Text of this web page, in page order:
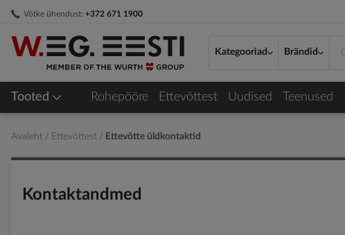
Võtke ühendust: +372 671 1900
Skip
Content
Kategooriad
Brändid
Tooted Rohepööre Ettevõttest Uudised Teenused
Avaleht Ettevõttest Ettevõtte üldkontaktid
Kontaktandmed